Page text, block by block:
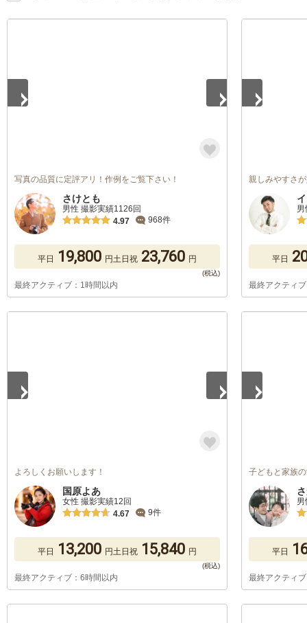
写真の品質に定評アリ！作例をご覧下さい！
さけとも
男性 撮影実績1126回
4.97
968件
平日 19,800 円土日祝 23,760 円
最終アクティブ：1時間以内
親しみやすさ
平日
最終アクティ
よろしくお願いします！
国原よあ
女性 撮影実績12回
4.67
9件
平日 13,200 円土日祝 15,840 円
最終アクティブ：6時間以内
子どもと家族
平日
最終アクティ